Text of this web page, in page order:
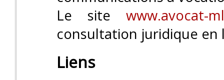
Le sitewww.avocat-
consultation juridique en
Liens